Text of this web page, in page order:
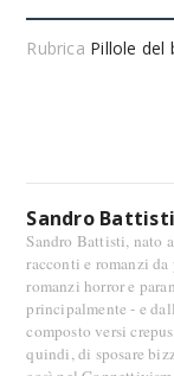
Rubrica Pillole del
Sandro Battisti
Sandro Battisti, nato
racconti e romanzi
romanzi horror e
principalmente - e
composto versi
quindi, di sposare